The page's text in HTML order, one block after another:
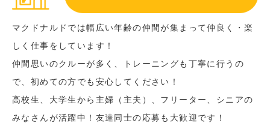
マクドナルドでは幅広い年齢の仲間が集まって仲良く・楽
しく仕事をしています！
仲間思いのクルーが多く、トレーニングも丁寧に行うの
で、初めての方でも安心してください！
高校生、大学生から主婦（主夫）、フリーター、シニアの
みなさんが活躍中！友達同士の応募も大歓迎です！